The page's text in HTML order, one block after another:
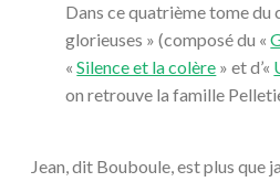
Dans ce quatrième tome du
glorieuses » (composé du «
«Silence et la colère » et d’«
on retrouve la famille
Jean, dit Bouboule, est plus que